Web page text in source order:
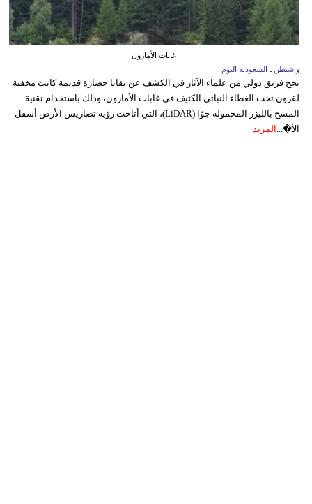
غابات الأمازون
واشنطن ـ السعودية اليوم
نجح فريق دولي من علماء الآثار في الكشف عن بقايا حضارة قديمة كانت مخفية
لقرون تحت الغطاء النباتي الكثيف في غابات الأمازون، وذلك باستخدام تقنية
المسح بالليزر المحمولة جوًا (LiDAR)، التي أتاحت رؤية تضاريس الأرض أسفل
الأ�... المزيد